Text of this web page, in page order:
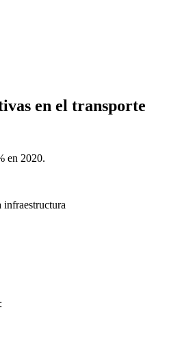
en el transporte
en 2020.
infraestructura